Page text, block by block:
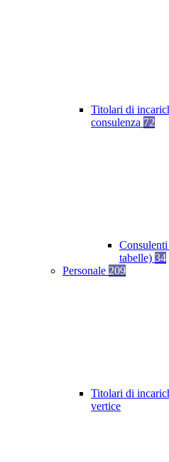
Titolari di
consulenza 72
tabelle) 34
Personale 209
Titolari di
vertice